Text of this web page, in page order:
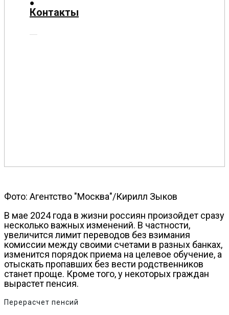
О
Контакты
Фото: Агентство "Москва"/Кирилл Зыков
В мае 2024 года в жизни россиян произойдет сразу
несколько важных изменений. В частности,
увеличится лимит переводов без взимания
комиссии между своими счетами в разных банках,
изменится порядок приема на целевое обучение, а
отыскать пропавших без вести родственников
станет проще. Кроме того, у некоторых граждан
вырастет пенсия.
Перерасчет пенсий